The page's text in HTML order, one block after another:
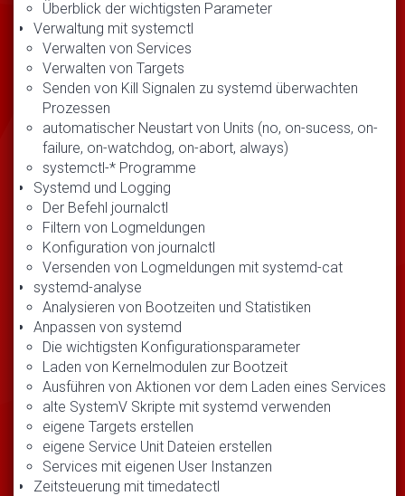
Überblick der wichtigsten Parameter
Verwaltung mit systemctl
Verwalten von Services
Verwalten von Targets
Senden von Kill Signalen zu systemd überwachten
Prozessen
automatischer Neustart von Units (no, on-sucess, on-
failure, on-watchdog, on-abort, always)
systemctl-* Programme
Systemd und Logging
Der Befehl journalctl
Filtern von Logmeldungen
Konfiguration von journalctl
Versenden von Logmeldungen mit systemd-cat
systemd-analyse
Analysieren von Bootzeiten und Statistiken
Anpassen von systemd
Die wichtigsten Konfigurationsparameter
Laden von Kernelmodulen zur Bootzeit
Ausführen von Aktionen vor dem Laden eines Services
alte SystemV Skripte mit systemd verwenden
eigene Targets erstellen
eigene Service Unit Dateien erstellen
Services mit eigenen User Instanzen
Zeitsteuerung mit timedatectl